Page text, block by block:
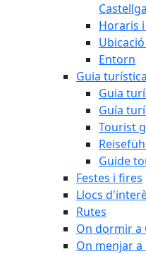
Horaris
Entorn
Guia
Guia
Guía
Tourist
Guide
Festes i fires
Llocs
Rutes
On dormir a
On menjar a